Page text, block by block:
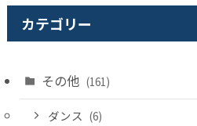
カテゴリー
その他 (161)
ダンス (6)